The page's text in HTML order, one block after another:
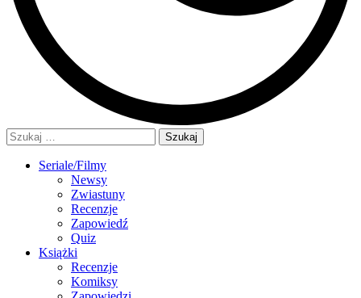
Szukaj:
Seriale/Filmy
Newsy
Zwiastuny
Recenzje
Zapowiedź
Quiz
Książki
Recenzje
Komiksy